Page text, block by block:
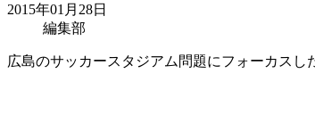
2015年01月28日
編集部
広島のサッカースタジアム問題にフォーカスし